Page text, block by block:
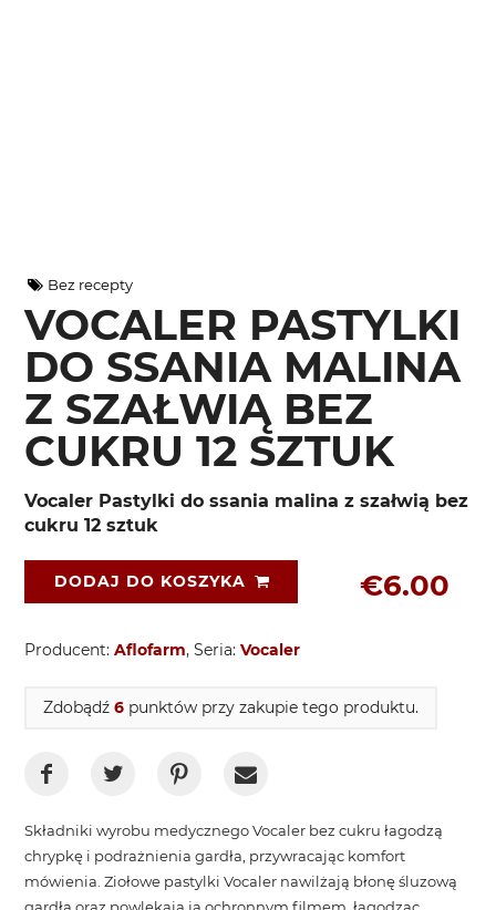
Bez recepty
VOCALER PASTYLKI
DO SSANIA MALINA
Z SZAŁWIĄ BEZ
CUKRU 12 SZTUK
Vocaler Pastylki do ssania malina z szałwią bez
cukru 12 sztuk
€6.00
DODAJ DO KOSZYKA
Producent: Aflofarm, Seria: Vocaler
Zdobądź 6 punktów przy zakupie tego produktu.
Składniki wyrobu medycznego Vocaler bez cukru łagodzą
chrypkę i podrażnienia gardła, przywracając komfort
mówienia. Ziołowe pastylki Vocaler nawilżają błonę śluzową
gardła oraz powlekają ją ochronnym filmem, łagodząc